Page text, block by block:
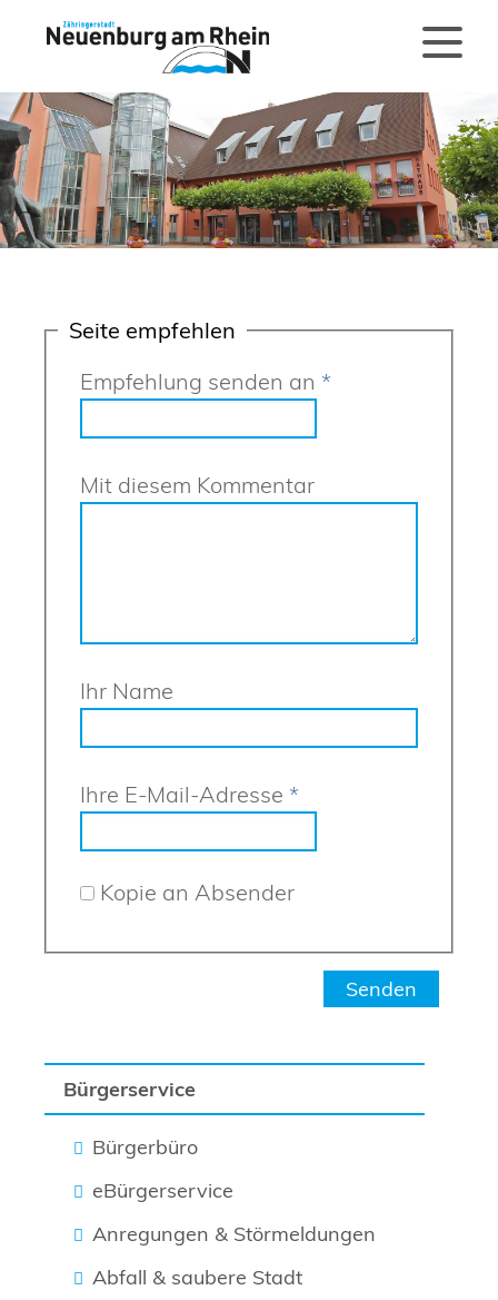
Bürgerservice
Bürgerbüro
eBürgerservice
Anregungen & Störmeldungen
Abfall & saubere Stadt
Seite empfehlen
Empfehlung senden an *
Mit diesem Kommentar
Ihr Name
Ihre E-Mail-Adresse *
Kopie an Absender